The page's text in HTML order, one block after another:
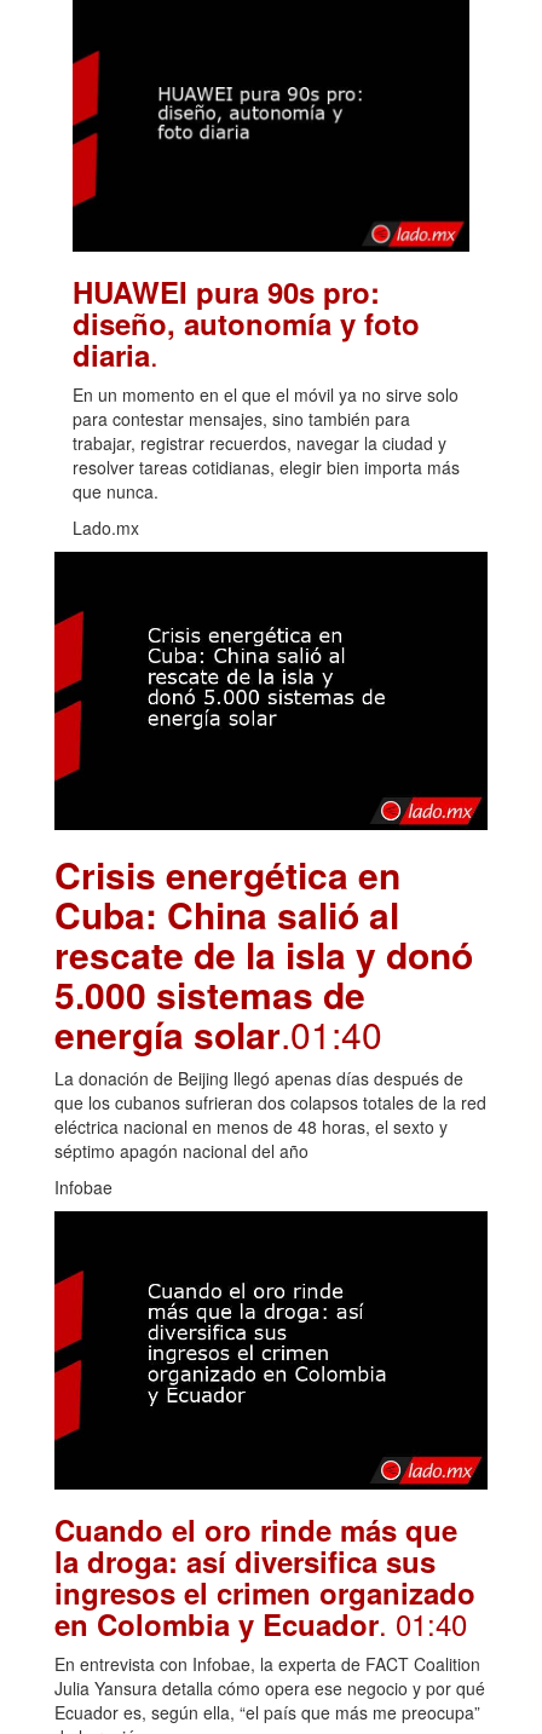
HUAWEI pura 90s pro:
diseño, autonomía y foto
diaria.
En un momento en el que el móvil ya no sirve solo
para contestar mensajes, sino también para
trabajar, registrar recuerdos, navegar la ciudad y
resolver tareas cotidianas, elegir bien importa más
que nunca.
Lado.mx
Crisis energética en
Cuba: China salió al
rescate de la isla y donó
5.000 sistemas de
energía solar.01:40
La donación de Beijing llegó apenas días después de
que los cubanos sufrieran dos colapsos totales de la red
eléctrica nacional en menos de 48 horas, el sexto y
séptimo apagón nacional del año
Infobae
Cuando el oro rinde más que
la droga: así diversifica sus
ingresos el crimen organizado
en Colombia y Ecuador. 01:40
En entrevista con Infobae, la experta de FACT Coalition
Julia Yansura detalla cómo opera ese negocio y por qué
Ecuador es, según ella, “el país que más me preocupa”